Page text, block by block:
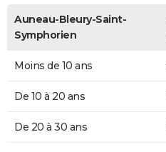
Auneau-Bleury-Saint-
Symphorien
Moins de 10 ans
De 10 à 20 ans
De 20 à 30 ans